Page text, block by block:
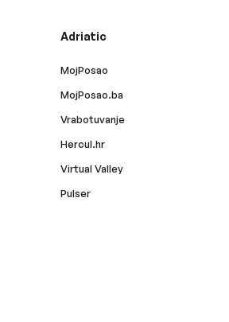
Adriatic
MojPosao
MojPosao.ba
Vrabotuvanje
Hercul.hr
Virtual Valley
Pulser